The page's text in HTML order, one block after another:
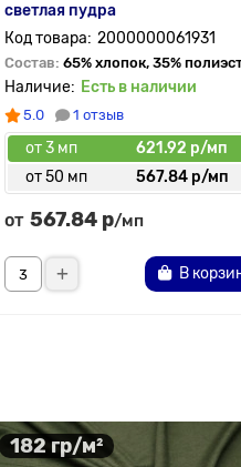
светлая пудра
2000000061931
Состав: 65% хлопок, 35%
Есть в наличии
5.0 1 отзыв
от 3 мп
621.92 р/мп
от 50 мп
567.84 р/мп
от 567.84 р/мп
В
182 гр/м²